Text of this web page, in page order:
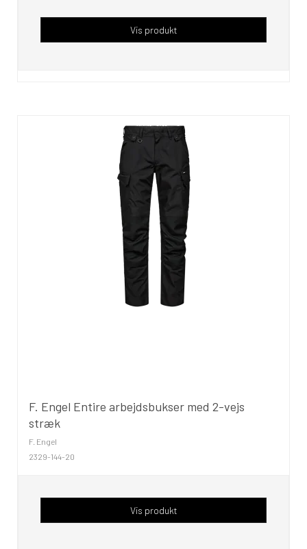
Vis produkt
F. Engel Entire arbejdsbukser med 2-vejs
stræk
F. Engel
2329-144-20
Vis produkt